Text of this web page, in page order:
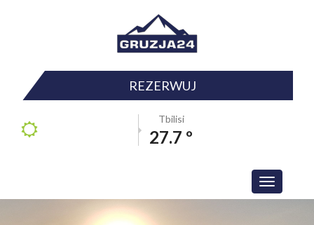
REZERWUJ
Tbilisi
27.7 º
Toggle
navigation